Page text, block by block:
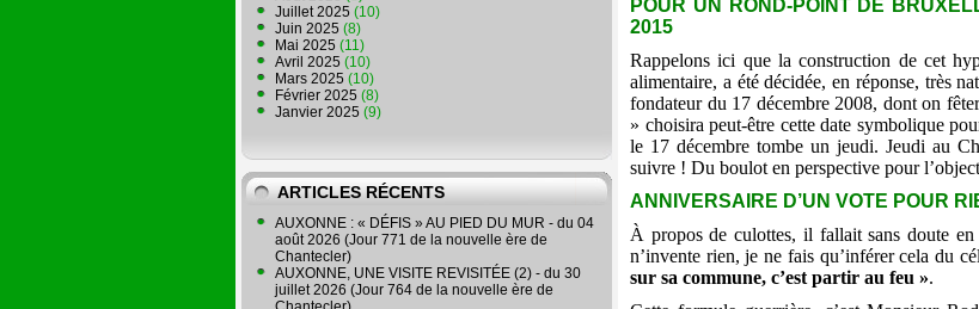
Juillet 2025 (10)
Juin 2025 (8)
Mai 2025 (11)
Avril 2025 (10)
Mars 2025 (10)
Février 2025 (8)
Janvier 2025 (9)
ARTICLES RÉCENTS
AUXONNE : « DÉFIS » AU PIED DU MUR - du 04
août 2026 (Jour 771 de la nouvelle ère de
Chantecler)
AUXONNE, UNE VISITE REVISITÉE (2) - du 30
juillet 2026 (Jour 764 de la nouvelle ère de
POUR UN ROND-POINT DE
2015
Rappelons ici que la construction de cet
alimentaire, a été décidée, en réponse, très
fondateur du 17 décembre 2008, dont on
» choisira peut-être cette date symbolique
le 17 décembre tombe un jeudi. Jeudi au
suivre ! Du boulot en perspective pour
ANNIVERSAIRE D’UN VOTE POUR
À propos de culottes, il fallait sans doute
n’invente rien, je ne fais qu’inférer cela du
sur sa commune, c’est partir au feu ».